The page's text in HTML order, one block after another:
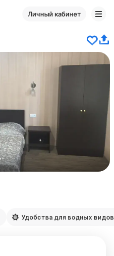
Личный кабинет
Удобства для водных